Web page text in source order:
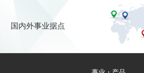
国内外事业据点